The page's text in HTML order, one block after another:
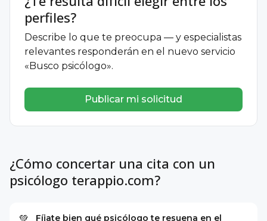
perfiles?
Describe lo que te preocupa — y especialistas
relevantes responderán en el nuevo servicio
«Busco psicólogo».
Publicar mi solicitud
¿Cómo concertar una cita con un
psicólogo terappio.com?
Fíjate bien qué psicólogo te resuena en el